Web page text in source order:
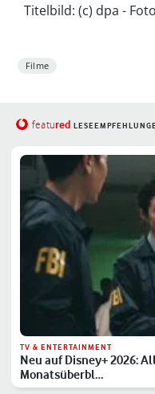
Titelbild: (c) dpa -
Filme
featured
TV & ENTERTAINMENT
Neu auf Disney+ 2026:
Monatsüberbl…